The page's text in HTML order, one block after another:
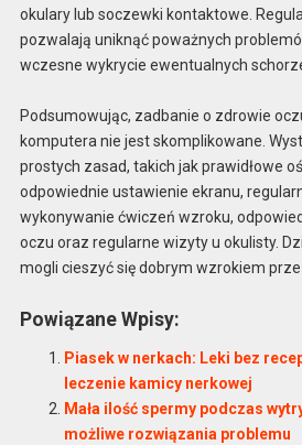
okulary lub soczewki kontaktowe.
pozwalają uniknąć poważnych
wczesne wykrycie ewentualnych
Podsumowując, zadbanie o zdrowie
komputera nie jest skomplikowane.
prostych zasad, takich jak prawidłowe
odpowiednie ustawienie ekranu,
wykonywanie ćwiczeń wzroku,
oczu oraz regularne wizyty u okulisty.
mogli cieszyć się dobrym wzrokiem
Powiązane Wpisy:
Piasek w nerkach: Leki bez
leczenie kamicy nerkowej
Mała ilość spermy podczas
możliwe rozwiązania problemu